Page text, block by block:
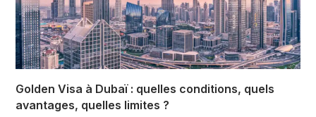
Golden Visa à Dubaï : quelles conditions, quels
avantages, quelles limites ?